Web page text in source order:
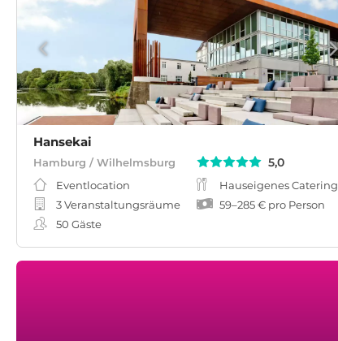
Hansekai
Hamburg / Wilhelmsburg 5,0
Eventlocation
3 Veranstaltungsräume
50 Gäste
Hauseigenes Catering
59–285 € pro Person